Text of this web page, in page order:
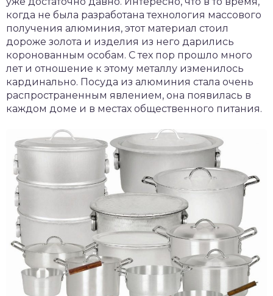
когда не была разработана технология массового
получения алюминия, этот материал стоил
дороже золота и изделия из него дарились
коронованным особам. С тех пор прошло много
лет и отношение к этому металлу изменилось
кардинально. Посуда из алюминия стала очень
распространенным явлением, она появилась в
каждом доме и в местах общественного питания.